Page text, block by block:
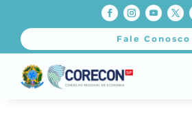
Fale Conosco